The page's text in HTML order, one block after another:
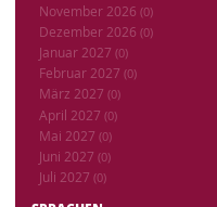
November 2026 (0)
Dezember 2026 (0)
Januar 2027 (0)
Februar 2027 (0)
März 2027 (0)
April 2027 (0)
Mai 2027 (0)
Juni 2027 (0)
Juli 2027 (0)